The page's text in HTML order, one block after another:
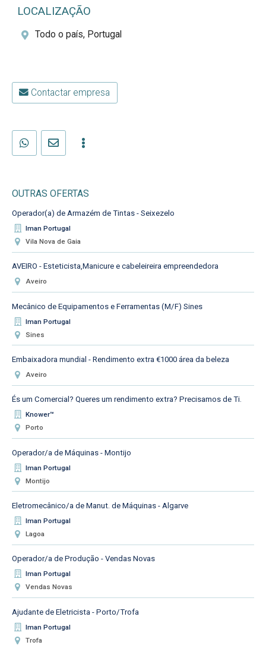
LOCALIZAÇÃO
Todo o país, Portugal
Contactar empresa
OUTRAS OFERTAS
Operador(a) de Armazém de Tintas - Seixezelo
Iman Portugal
Vila Nova de Gaia
AVEIRO - Esteticista,Manicure e cabeleireira empreendedora
Aveiro
Mecânico de Equipamentos e Ferramentas (M/F) Sines
Iman Portugal
Sines
Embaixadora mundial - Rendimento extra €1000 área da beleza
Aveiro
És um Comercial? Queres um rendimento extra? Precisamos de Ti.
Knower™
Porto
Operador/a de Máquinas - Montijo
Iman Portugal
Montijo
Eletromecânico/a de Manut. de Máquinas - Algarve
Iman Portugal
Lagoa
Operador/a de Produção - Vendas Novas
Iman Portugal
Vendas Novas
Ajudante de Eletricista - Porto/Trofa
Iman Portugal
Trofa